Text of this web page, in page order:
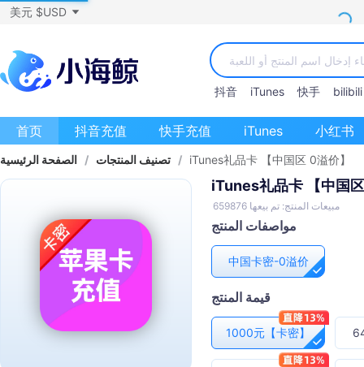
美元 $USD
抖音 iTunes 快手 bilibili
首页 抖音充值 快手充值 iTunes 小红书
الصفحة الرئيسية / تصنيف المنتجات / iTunes礼品卡 【中国区 0溢价】
iTunes礼品卡 【中国
مبيعات المنتج: تم بيعها 659876
مواصفات المنتج
中国卡密-0溢价
قيمة المنتج
1000元【卡密】